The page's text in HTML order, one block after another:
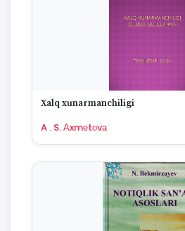
Xаlq xunаrmаnchiligi
A . S. Аxmеtоvа